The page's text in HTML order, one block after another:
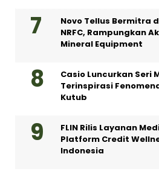
Novo Tellus Bermitra
NRFC, Rampungkan
Mineral Equipment
Casio Luncurkan Seri
Terinspirasi
Kutub
FLIN Rilis Layanan
Platform Credit
Indonesia